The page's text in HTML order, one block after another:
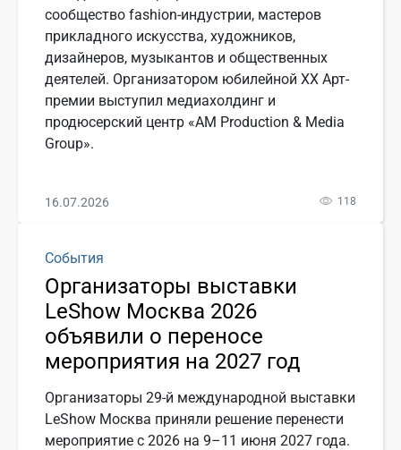
сообщество fashion-индустрии, мастеров
прикладного искусства, художников,
дизайнеров, музыкантов и общественных
деятелей. Организатором юбилейной ХХ Арт-
премии выступил медиахолдинг и
продюсерский центр «АМ Production & Media
Group».
16.07.2026 118
События
Организаторы выставки
LeShow Москва 2026
объявили о переносе
мероприятия на 2027 год
Организаторы 29-й международной выставки
LeShow Москва приняли решение перенести
мероприятие с 2026 на 9–11 июня 2027 года.